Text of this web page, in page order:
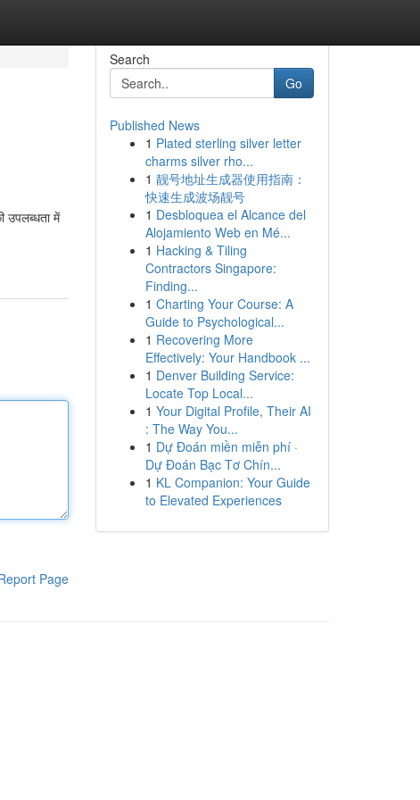
उपलब्धता में
Page
Search
Go
Published News
1 Plated sterling silver letter
charms silver rho...
1 靓号地址生成器使用指南：
快速生成波场靓号
1 Desbloquea el Alcance del
Alojamiento Web en Mé...
1 Hacking & Tiling
Contractors Singapore:
Finding...
1 Charting Your Course: A
Guide to Psychological...
1 Recovering More
Effectively: Your Handbook ...
1 Denver Building Service:
Locate Top Local...
1 Your Digital Profile, Their AI
: The Way You...
1 Dự Đoán miền miễn phí ·
Dự Đoán Bạc Tơ Chín...
1 KL Companion: Your Guide
to Elevated Experiences